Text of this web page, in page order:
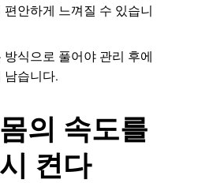
편안하게 느껴질 수 있습니
방식으로 풀어야 관리 후에
남습니다.
의 속도를
켠다